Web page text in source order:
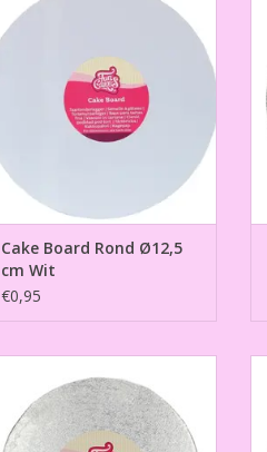
TOEVOEGEN AAN WINKELWAGEN
Cake Board Rond Ø12,5
cm Wit
€0,95
TOEVOEGEN AAN WINKELWAGEN